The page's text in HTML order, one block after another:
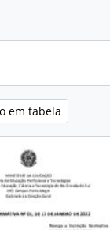
em tabela